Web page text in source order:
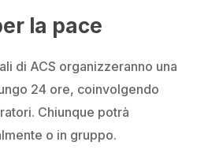
la pace
di ACS organizzeranno una
24 ore, coinvolgendo
Chiunque potrà
o in gruppo.